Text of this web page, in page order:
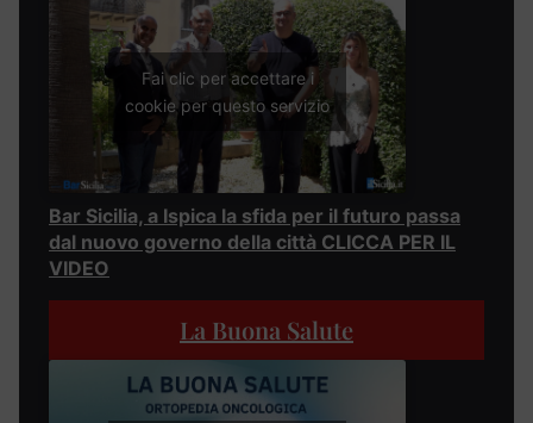
Fai clic per accettare i
cookie per questo servizio
Bar Sicilia, a Ispica la sfida per il futuro passa
dal nuovo governo della città CLICCA PER IL
VIDEO
La Buona Salute